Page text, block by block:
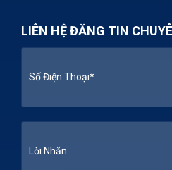
LIÊN HỆ ĐĂNG TIN